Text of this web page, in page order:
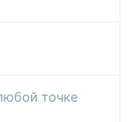
точке